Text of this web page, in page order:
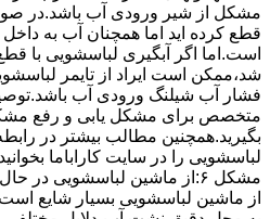
مشکل از شیر ورودی آب باشد.در
قطع کرده اید اما همچنان آب به
است.اما اگر آبگیری لباسشویی با
شد،ممکن است ایراد از تایمر
فشار آب شیلنگ ورودی آب
متخصص برای مشکل یابی و رفع
بگیرید.همچنین مطالب بیشتر در
لباسشویی را در سایت کاراباما
مشکل ۶:از ﻣﺎﺷﯿﻦ لباسشویی
از ماشین لباسشویی بسیار شایع